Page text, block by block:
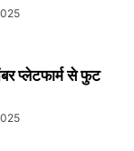
प्लेटफार्म से फुट